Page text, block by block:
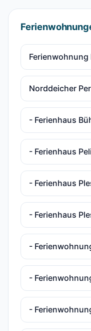
Norddeicher
- Ferienhaus
- Ferienhaus
- Ferienhaus
- Ferienhaus
-
-
-